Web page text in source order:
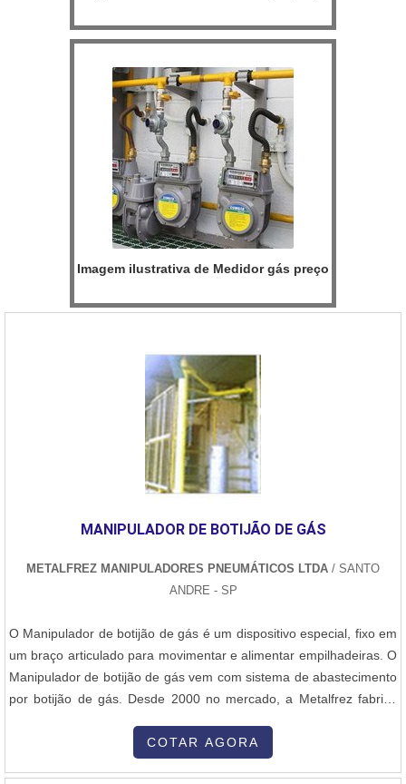
Imagem ilustrativa de Medidor gás preço
MANIPULADOR DE BOTIJÃO DE GÁS
METALFREZ MANIPULADORES PNEUMÁTICOS LTDA / SANTO
ANDRE - SP
O Manipulador de botijão de gás é um dispositivo especial, fixo em
um braço articulado para movimentar e alimentar empilhadeiras. O
Manipulador de botijão de gás vem com sistema de abastecimento
por botijão de gás. Desde 2000 no mercado, a Metalfrez fabrica
durabilidade. Solicite um orçamento do Manipulador de botijão de
gás e usufrua da experiência e qualidade Metalfrez. Contate....
COTAR AGORA